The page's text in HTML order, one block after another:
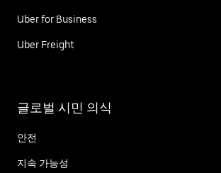
Uber for Business
Uber Freight
글로벌 시민 의식
안전
지속 가능성